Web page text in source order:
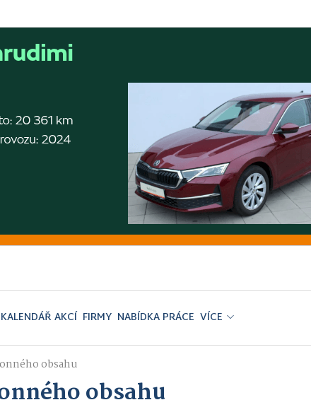
KALENDÁŘ AKCÍ FIRMY NABÍDKA PRÁCE VÍCE
obsahu
obsahu